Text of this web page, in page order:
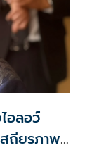
อลอว์
ถียรภาพ